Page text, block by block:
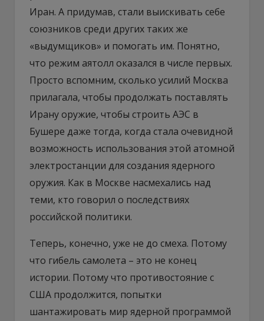
Иран. А придумав, стали выискивать себе
союзников среди других таких же
«выдумщиков» и помогать им. Понятно,
что режим аятолл оказался в числе первых.
Просто вспомним, сколько усилий Москва
прилагала, чтобы продолжать поставлять
Ирану оружие, чтобы строить АЭС в
Бушере даже тогда, когда стала очевидной
возможность использования этой атомной
электростанции для создания ядерного
оружия. Как в Москве насмехались над
теми, кто говорил о последствиях
российской политики.
Теперь, конечно, уже не до смеха. Потому
что гибель самолета – это не конец
истории. Потому что противостояние с
США продолжится, попытки
шантажировать мир ядерной программой